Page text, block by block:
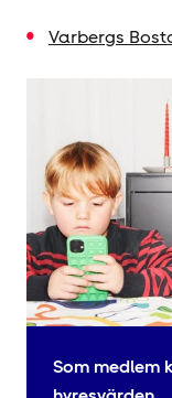
Varbergs
Som medlem